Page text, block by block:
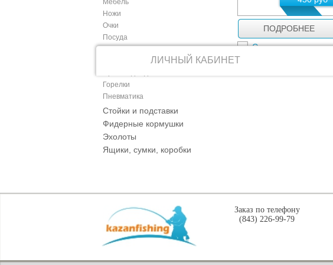
Мебель
Ножи
Очки
Посуда
Горелки
Пневматика
Стойки и подставки
Фидерные кормушки
Эхолоты
Ящики, сумки, коробки
ПОДРОБНЕЕ
Сравнить
ЛИЧНЫЙ КАБИНЕТ
Заказ по телефону
(843) 226-99-79